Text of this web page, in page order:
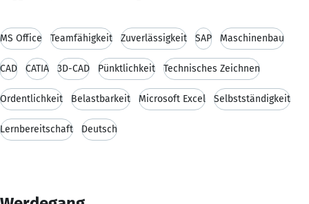
MS Office Teamfähigkeit Zuverlässigkeit SAP Maschinenbau
CAD CATIA 3D-CAD Pünktlichkeit Technisches Zeichnen
Ordentlichkeit Belastbarkeit Microsoft Excel Selbstständigkeit
Lernbereitschaft Deutsch